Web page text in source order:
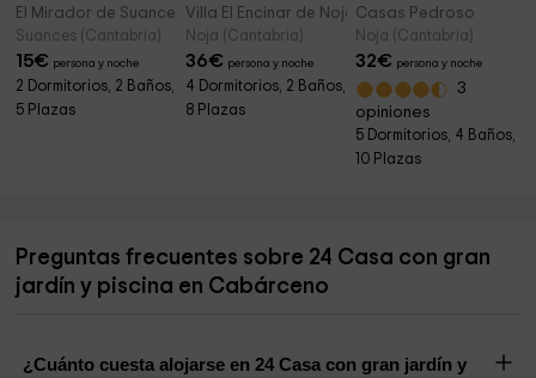
El Mirador de Suances
Suances (Cantabria)
15€ persona y noche
2 Dormitorios, 2 Baños,
5 Plazas
Villa El Encinar de Noja
Noja (Cantabria)
36€ persona y noche
4 Dormitorios, 2 Baños,
8 Plazas
Casas Pedroso
Noja (Cantabria)
32€ persona y noche
3
opiniones
5 Dormitorios, 4 Baños,
10 Plazas
Preguntas frecuentes sobre 24 Casa con gran
jardín y piscina en Cabárceno
¿Cuánto cuesta alojarse en 24 Casa con gran jardín y